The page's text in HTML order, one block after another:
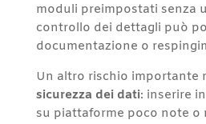
moduli preimpostati senza
controllo dei dettagli può
documentazione o
Un altro rischio importante
sicurezza dei dati: inserire
su piattaforme poco note o